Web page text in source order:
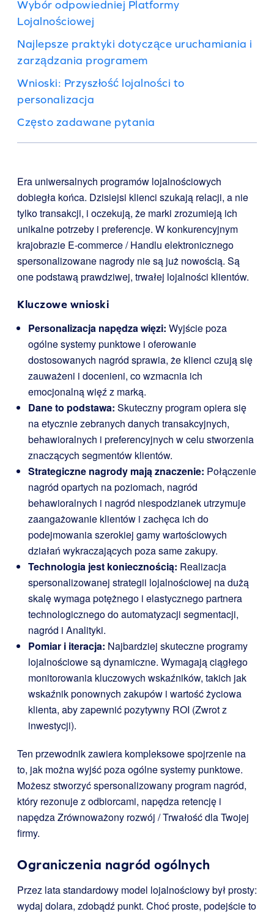
Wybór odpowiedniej Platformy
Lojalnościowej
Najlepsze praktyki dotyczące uruchamiania i
zarządzania programem
Wnioski: Przyszłość lojalności to
personalizacja
Często zadawane pytania
Era uniwersalnych programów lojalnościowych
dobiegła końca. Dzisiejsi klienci szukają relacji, a nie
tylko transakcji, i oczekują, że marki zrozumieją ich
unikalne potrzeby i preferencje. W konkurencyjnym
krajobrazie E-commerce / Handlu elektronicznego
spersonalizowane nagrody nie są już nowością. Są
one podstawą prawdziwej, trwałej lojalności klientów.
Kluczowe wnioski
Personalizacja napędza więzi: Wyjście poza
ogólne systemy punktowe i oferowanie
dostosowanych nagród sprawia, że klienci czują się
zauważeni i docenieni, co wzmacnia ich
emocjonalną więź z marką.
Dane to podstawa: Skuteczny program opiera się
na etycznie zebranych danych transakcyjnych,
behawioralnych i preferencyjnych w celu stworzenia
znaczących segmentów klientów.
Strategiczne nagrody mają znaczenie: Połączenie
nagród opartych na poziomach, nagród
behawioralnych i nagród niespodzianek utrzymuje
zaangażowanie klientów i zachęca ich do
podejmowania szerokiej gamy wartościowych
działań wykraczających poza same zakupy.
Technologia jest koniecznością: Realizacja
spersonalizowanej strategii lojalnościowej na dużą
skalę wymaga potężnego i elastycznego partnera
technologicznego do automatyzacji segmentacji,
nagród i Analityki.
Pomiar i iteracja: Najbardziej skuteczne programy
lojalnościowe są dynamiczne. Wymagają ciągłego
monitorowania kluczowych wskaźników, takich jak
wskaźnik ponownych zakupów i wartość życiowa
klienta, aby zapewnić pozytywny ROI (Zwrot z
inwestycji).
Ten przewodnik zawiera kompleksowe spojrzenie na
to, jak można wyjść poza ogólne systemy punktowe.
Możesz stworzyć spersonalizowany program nagród,
który rezonuje z odbiorcami, napędza retencję i
napędza Zrównoważony rozwój / Trwałość dla Twojej
firmy.
Ograniczenia nagród ogólnych
Przez lata standardowy model lojalnościowy był prosty:
wydaj dolara, zdobądź punkt. Choć proste, podejście to